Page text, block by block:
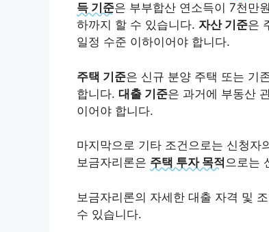
득 기준은 부부합산 연소득이 7천만
하까지 할 수 있습니다. 자산 기준은
일정 수준 이하이어야 합니다.
주택 기준은 신규 분양 주택 또는 기
합니다. 대출 기준은 과거에 부동산
이어야 합니다.
마지막으로 기타 조건으로는 신청자
보금자리론은 주택 투자 목적 으로는
보금자리론의 자세한 대출 자격 및
수 있습니다.